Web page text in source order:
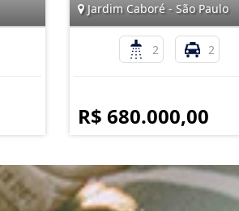
Jardim Caboré - São Paulo
2 2
R$ 680.000,00